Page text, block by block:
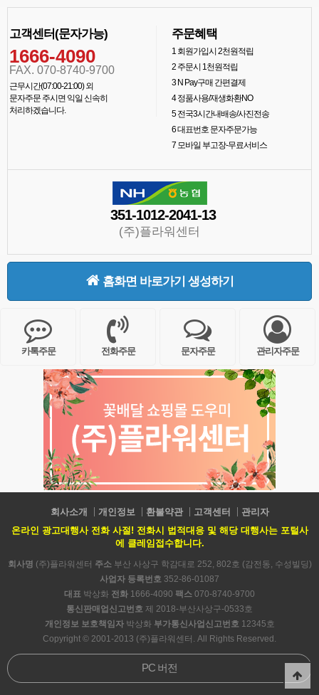
고객센터(문자가능)
1666-4090
FAX. 070-8740-9700
근무시간(07:00-21:00) 외
문자주문 주시면 익일 신속히
처리하겠습니다.
주문혜택
1회원가입시 2천원적립
2주문시 1천원적립
3N Pay구매 간편결제
4정품사용/재생화환NO
5전국3시간내배송/사진전송
6대표번호 문자주문가능
7모바일 부고장-무료서비스
351-1012-2041-13
(주)플라워센터
홈화면 바로가기 생성하기
카톡주문 전화주문 문자주문 관리자주문
회사소개 개인정보 환불약관 고객센터
관리자
온라인 광고대행사 전화 사절! 전화시 법적대응 및 해당 대행사는 포털사
에 클레임접수합니다.
회사명 (주)플라워센터 주소부산 사상구 학감대로 252, 802호 (감전동, 수성빌딩)
사업자 등록번호 352-86-01087
대표 박상화 전화 1666-4090 팩스 070-8740-9700
통신판매업신고번호 제 2018-부산사상구-0533호
개인정보 보호책임자박상화 부가통신사업신고번호12345호
Copyright © 2001-2013 (주)플라워센터. All Rights Reserved.
PC 버전